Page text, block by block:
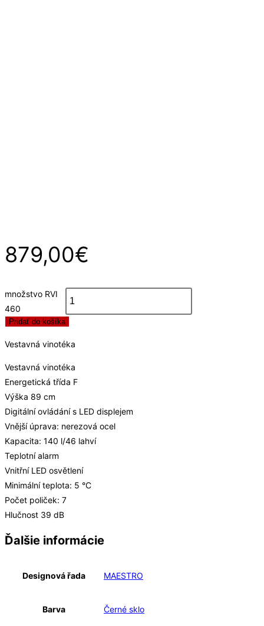
879,00€
množstvo RVI
460
Pridať do košíka
Vestavná vinotéka
Vestavná vinotéka
Energetická třída F
Výška 89 cm
Digitální ovládání s LED displejem
Vnější úprava: nerezová ocel
Kapacita: 140 l/46 lahví
Teplotní alarm
Vnitřní LED osvětlení
Minimální teplota: 5 °C
Počet poliček: 7
Hlučnost 39 dB
Ďalšie informácie
Designová řada MAESTRO
Barva Černé sklo